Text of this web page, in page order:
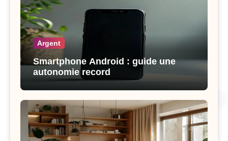
Argent
Smartphone Android : guide une
autonomie record